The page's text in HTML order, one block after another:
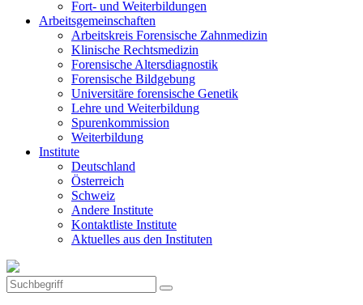
Fort- und Weiterbildungen
Arbeitsgemeinschaften
Arbeitskreis Forensische Zahnmedizin
Klinische Rechtsmedizin
Forensische Altersdiagnostik
Forensische Bildgebung
Universitäre forensische Genetik
Lehre und Weiterbildung
Spurenkommission
Weiterbildung
Institute
Deutschland
Österreich
Schweiz
Andere Institute
Kontaktliste Institute
Aktuelles aus den Instituten